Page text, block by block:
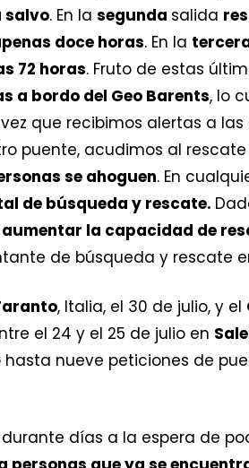
salvo. En la segunda salida
doce horas. En la
72 horas. Fruto de estas
a bordo del Geo Barents, lo
que recibimos alertas a
puente, acudimos al
se ahoguen. En
de búsqueda y rescate.
la capacidad de
de búsqueda y rescate
, Italia, el 30 de julio, y el
el 24 y el 25 de julio en
nueve peticiones de
días a la espera de